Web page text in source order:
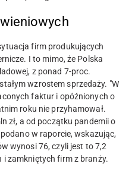
firm produkujących
I to mimo, że Polska
z ponad 7-proc.
wzrostem sprzedaży. "W
faktur i opóźnionych o
roku nie przyhamował.
zł, a od początku pandemii o
w raporcie, wskazując,
wynosi 76, czyli jest to 7,2
zamkniętych firm z branży.